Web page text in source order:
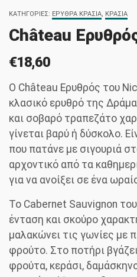
ΚΑΤΗΓΟΡΊΕΣ: ΕΡΥΘΡΆ ΚΡΑΣΙΆ, ΚΡΑΣΙΆ
Château
€18,60
Ο Château Ερυθρός του
κλασικό ερυθρό της
και σοβαρό τραπεζάτο
γίνεται βαρύ ή δύσκολο.
που πατάνε με σιγουριά
αρχοντικό από τα
για να ανοίξει σε ένα
Το Cabernet Sauvignon
ένταση και σκούρο
μαλακώνει τις γωνίες με
φρούτο. Στο ποτήρι
φρούτα, κεράσι,